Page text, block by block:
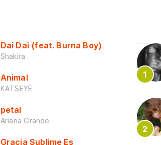
Dai Dai (feat. Burna Boy)
Shakira
Animal
KATSEYE
petal
Ariana Grande
Gracia Sublime Es